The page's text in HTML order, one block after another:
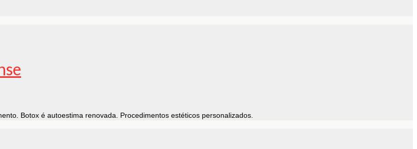
Botox é autoestima renovada. Procedimentos estéticos personalizados.